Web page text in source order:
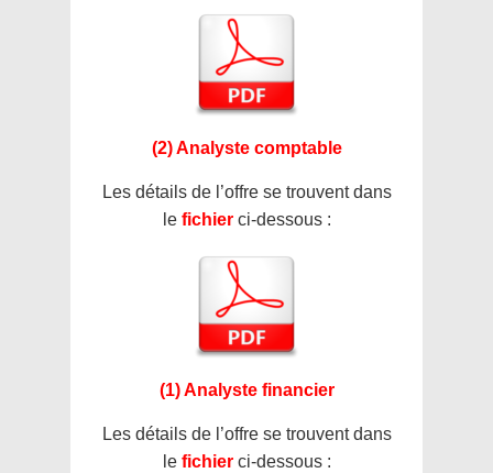
(2) Analyste comptable
Les détails de l’offre se trouvent dans
le fichier ci-dessous :
(1) Analyste financier
Les détails de l’offre se trouvent dans
le fichier ci-dessous :